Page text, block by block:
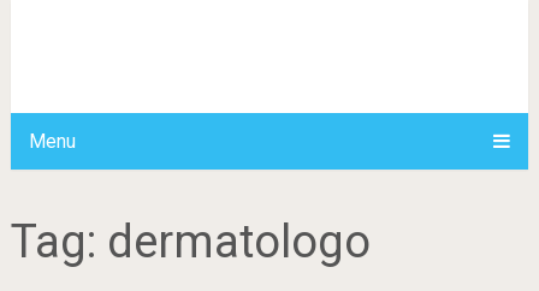
Menu
Tag: dermatologo